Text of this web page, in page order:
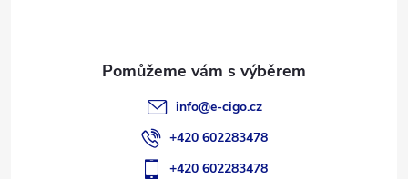
info@e-cigo.cz
+420 602283478
+420 602283478